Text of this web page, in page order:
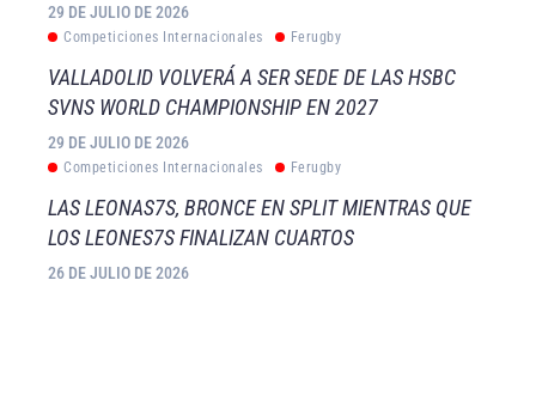
29 DE JULIO DE 2026
Competiciones Internacionales Ferugby
VALLADOLID VOLVERÁ A SER SEDE DE LAS HSBC
SVNS WORLD CHAMPIONSHIP EN 2027
29 DE JULIO DE 2026
Competiciones Internacionales Ferugby
LAS LEONAS7S, BRONCE EN SPLIT MIENTRAS QUE
LOS LEONES7S FINALIZAN CUARTOS
26 DE JULIO DE 2026